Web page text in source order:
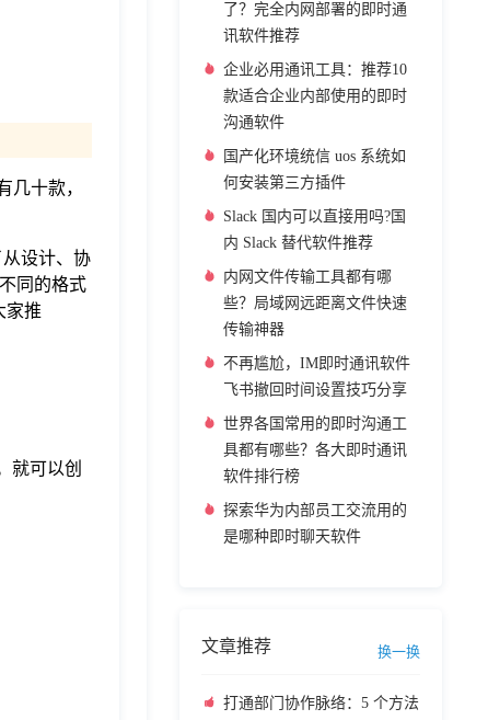
几十款，
设计、协
同的格式
家推
就可以创
了？完全内网部署的即时通
讯软件推荐
企业必用通讯工具：推荐10
款适合企业内部使用的即时
沟通软件
国产化环境统信 uos 系统如
何安装第三方插件
Slack 国内可以直接用吗?国
内 Slack 替代软件推荐
内网文件传输工具都有哪
些？局域网远距离文件快速
传输神器
不再尴尬，IM即时通讯软件
飞书撤回时间设置技巧分享
世界各国常用的即时沟通工
具都有哪些？各大即时通讯
软件排行榜
探索华为内部员工交流用的
是哪种即时聊天软件
文章推荐 换一换
打通部门协作脉络：5 个方法